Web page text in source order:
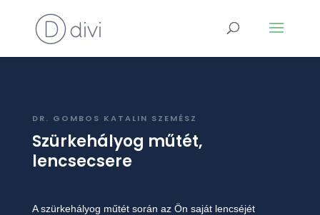
DR. GOMBOS KATALIN SZEMÉSZ
Szürkehályog műtét,
lencsecsere
A szürkehályog műtét során az Ön saját lencséjét